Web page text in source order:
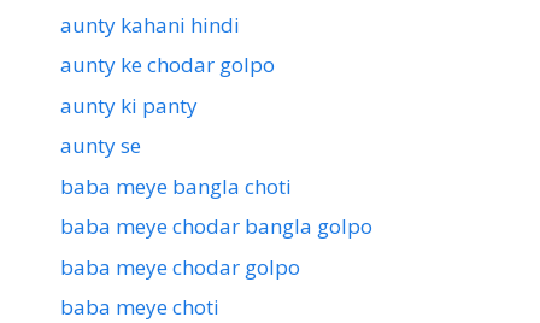
aunty kahani hindi
aunty ke chodar golpo
aunty ki panty
aunty se
baba meye bangla choti
baba meye chodar bangla golpo
baba meye chodar golpo
baba meye choti